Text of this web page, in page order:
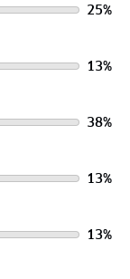
25%
13%
38%
13%
13%